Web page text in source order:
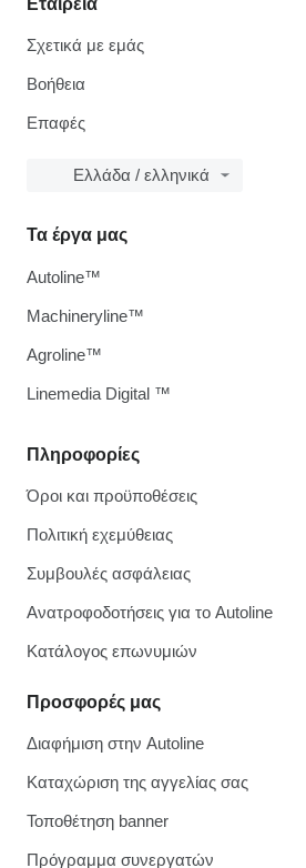
Εταιρεία
Σχετικά με εμάς
Βοήθεια
Επαφές
Ελλάδα / ελληνικά
Πληροφορίες
Όροι και προϋποθέσεις
Πολιτική εχεμύθειας
Συμβουλές ασφάλειας
Ανατροφοδοτήσεις για το Autoline
Κατάλογος επωνυμιών
Προσφορές μας
Διαφήμιση στην Autoline
Καταχώριση της αγγελίας σας
Τοποθέτηση banner
Πρόγραμμα συνεργατών
Τα έργα μας
Autoline™
Machineryline™
Agroline™
Linemedia Digital ™